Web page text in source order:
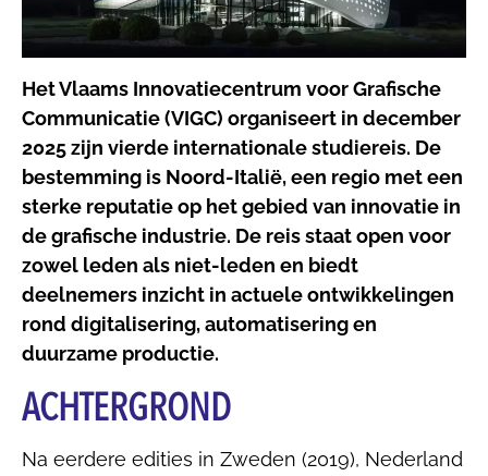
Het Vlaams Innovatiecentrum voor Grafische
Communicatie (VIGC) organiseert in december
2025 zijn vierde internationale studiereis. De
bestemming is Noord-Italië, een regio met een
sterke reputatie op het gebied van innovatie in
de grafische industrie. De reis staat open voor
zowel leden als niet-leden en biedt
deelnemers inzicht in actuele ontwikkelingen
rond digitalisering, automatisering en
duurzame productie.
ACHTERGROND
Na eerdere edities in Zweden (2019), Nederland